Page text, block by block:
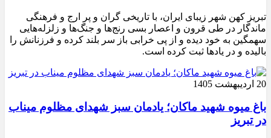
تبریز کهن شهر زیبای ایران، با تاریخی گران و پر ارج و فرهنگی
ماندگار در طی قرون و اعصار بسی رنج‌ها و جنگ‌ها و زلزله‌هایی
سهمگین به خود دیده و از پی خرابی باز سر بلند کرده و فرزنانش را
بالیده و در یادها ثبت کرده است.
20 اردیبهشت 1405
باغ میوه شهید ماکان؛ یادمان سبز شهدای مظلوم میناب
در تبریز